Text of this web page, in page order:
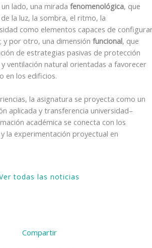
lado, una mirada fenomenológica, que
la luz, la sombra, el ritmo, la
como elementos capaces de
y por otro, una dimensión funcional, que
de estrategias pasivas de protección
ventilación natural orientadas a favorecer
en los edificios.
la asignatura se proyecta como un
aplicada y transferencia universidad–
académica se conecta con los
la experimentación proyectual en
todas las noticias
Compartir